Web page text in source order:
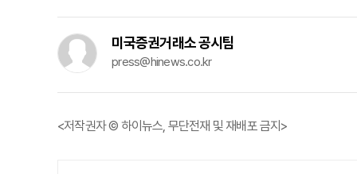
미국증권거래소 공시팀
press@hinews.co.kr
<저작권자 © 하이뉴스, 무단전재 및 재배포 금지>